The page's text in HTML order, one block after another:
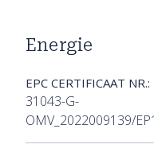
Energie
EPC CERTIFICAAT NR.:
31043-G-
OMV_2022009139/